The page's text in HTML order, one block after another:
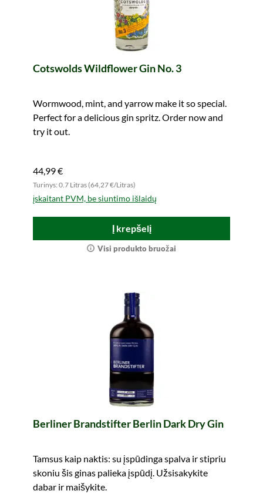
Cotswolds Wildflower Gin No. 3
Wormwood, mint, and yarrow make it so special.
Perfect for a delicious gin spritz. Order now and
try it out.
44,99 €
Turinys: 0.7 Litras (64,27 €/Litras)
įskaitant PVM, be siuntimo išlaidų
Į krepšelį
Visi produkto bruožai
Berliner Brandstifter Berlin Dark Dry Gin
Tamsus kaip naktis: su įspūdinga spalva ir stipriu
skoniu šis ginas palieka įspūdį. Užsisakykite
dabar ir maišykite.